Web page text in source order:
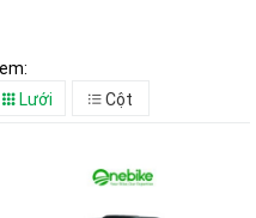
Lưới
Cột